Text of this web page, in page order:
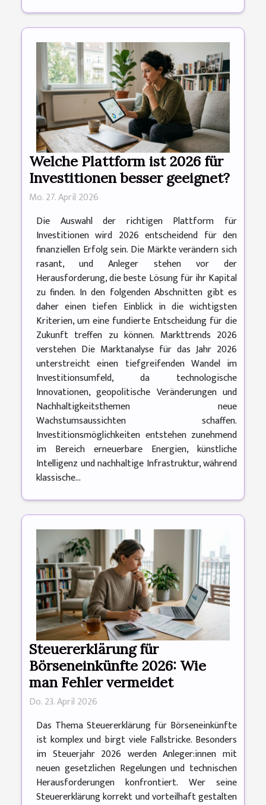
Welche Plattform ist 2026 für
Investitionen besser geeignet?
Mo. 27. April 2026
Die Auswahl der richtigen Plattform für
Investitionen wird 2026 entscheidend für den
finanziellen Erfolg sein. Die Märkte verändern sich
rasant, und Anleger stehen vor der
Herausforderung, die beste Lösung für ihr Kapital
zu finden. In den folgenden Abschnitten gibt es
daher einen tiefen Einblick in die wichtigsten
Kriterien, um eine fundierte Entscheidung für die
Zukunft treffen zu können. Markttrends 2026
verstehen Die Marktanalyse für das Jahr 2026
unterstreicht einen tiefgreifenden Wandel im
Investitionsumfeld, da technologische
Innovationen, geopolitische Veränderungen und
Nachhaltigkeitsthemen neue
Wachstumsaussichten schaffen.
Investitionsmöglichkeiten entstehen zunehmend
im Bereich erneuerbare Energien, künstliche
Intelligenz und nachhaltige Infrastruktur, während
klassische...
Steuererklärung für
Börseneinkünfte 2026: Wie
man Fehler vermeidet
Do. 23. April 2026
Das Thema Steuererklärung für Börseneinkünfte
ist komplex und birgt viele Fallstricke. Besonders
im Steuerjahr 2026 werden Anleger:innen mit
neuen gesetzlichen Regelungen und technischen
Herausforderungen konfrontiert. Wer seine
Steuererklärung korrekt und vorteilhaft gestalten